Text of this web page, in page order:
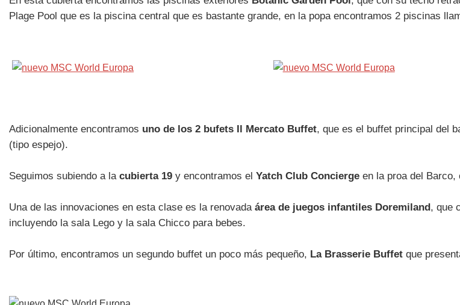
Plage Pool que es la piscina central que es bastante grande, en la popa encontramos 2 piscinas
Adicionalmente encontramos uno de los 2 bufets Il Mercato Buffet, que es el buffet principal del
(tipo espejo).
Seguimos subiendo a la cubierta 19 y encontramos el Yatch Club Concierge en la proa del
Una de las innovaciones en esta clase es la renovada área de juegos infantiles Doremiland, que
incluyendo la sala Lego y la sala Chicco para bebes.
Por último, encontramos un segundo buffet un poco más pequeño, La Brasserie Buffet que